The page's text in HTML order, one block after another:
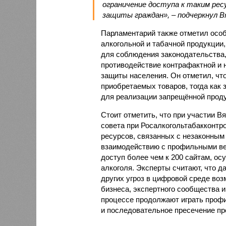
ограничение доступа к таким
защиты граждан», – подчеркнул
Парламентарий также отметил
алкогольной и табачной
для соблюдения
противодействие контрафактной
защиты населения. Он отметил,
приобретаемых товаров, тогда
для реализации запрещённой
Стоит отметить, что при участии
совета при
ресурсов, связанных с
взаимодействию с профильными
доступ более чем к 200 сайтам,
алкоголя. Эксперты считают, что
других угроз в цифровой среде
бизнеса, экспертного
процессе продолжают играть
и последовательное пресечение